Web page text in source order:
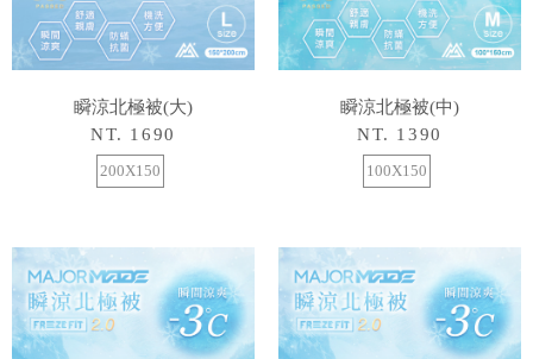
瞬涼北極被(大)
NT. 1690
200X150
瞬涼北極被(中)
NT. 1390
100X150